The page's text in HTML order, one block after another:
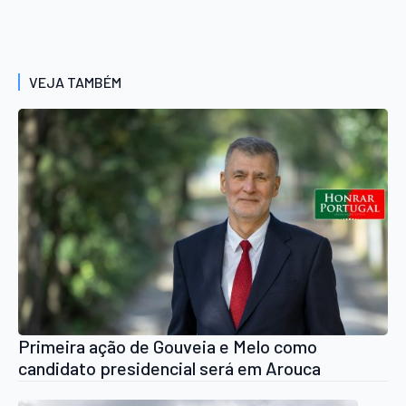
VEJA TAMBÉM
Primeira ação de Gouveia e Melo como
candidato presidencial será em Arouca